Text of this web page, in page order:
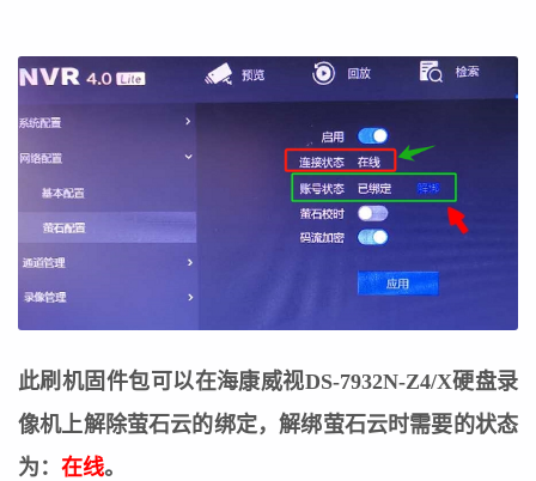
此刷机固件包可以在海康威视DS-7932N-Z4/X硬盘录
像机上解除萤石云的绑定，解绑萤石云时需要的状态
为： 在线。